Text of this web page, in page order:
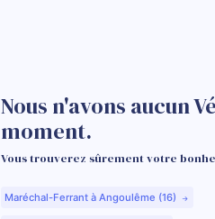
Nous n'avons aucun
moment.
Vous trouverez sûrement votre
Maréchal-Ferrant à Angoulême (16)